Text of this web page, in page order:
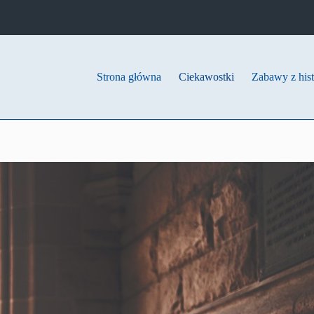
Strona główna Ciekawostki Zabawy z